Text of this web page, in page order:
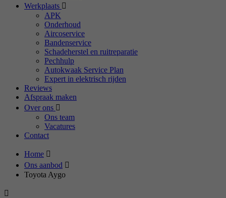
Werkplaats
APK
Onderhoud
Aircoservice
Bandenservice
Schadeherstel en ruitreparatie
Pechhulp
Autokwaak Service Plan
Expert in elektrisch rijden
Reviews
Afspraak maken
Over ons
Ons team
Vacatures
Contact
Home
Ons aanbod
Toyota Aygo